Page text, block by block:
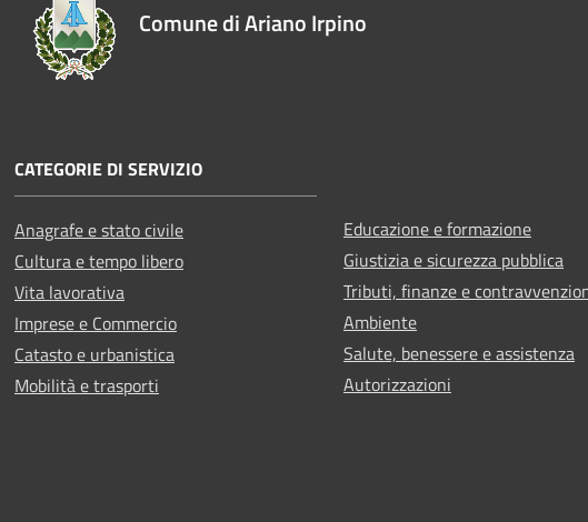
Comune di Ariano Irpino
CATEGORIE DI SERVIZIO
Anagrafe e stato civile
Cultura e tempo libero
Vita lavorativa
Imprese e Commercio
Catasto e urbanistica
Mobilità e trasporti
Educazione e formazione
Giustizia e sicurezza pubblica
Tributi, finanze e
Ambiente
Salute, benessere e assistenza
Autorizzazioni